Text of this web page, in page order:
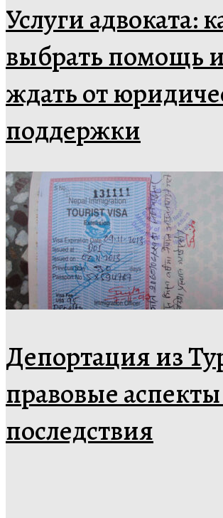
Услуги адвоката:
выбрать помощь
ждать от
поддержки
Депортация из
правовые
последствия